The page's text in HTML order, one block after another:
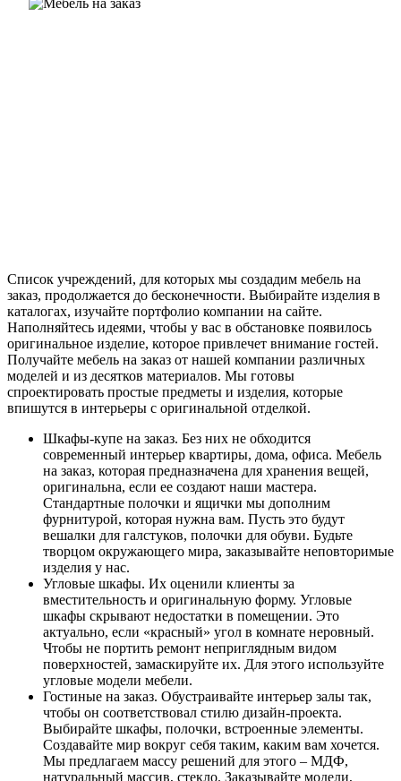
Список учреждений, для которых мы создадим мебель на
заказ, продолжается до бесконечности. Выбирайте изделия в
каталогах, изучайте портфолио компании на сайте.
Наполняйтесь идеями, чтобы у вас в обстановке появилось
оригинальное изделие, которое привлечет внимание гостей.
Получайте мебель на заказ от нашей компании различных
моделей и из десятков материалов. Мы готовы
спроектировать простые предметы и изделия, которые
впишутся в интерьеры с оригинальной отделкой.
Шкафы-купе на заказ. Без них не обходится
современный интерьер квартиры, дома, офиса. Мебель
на заказ, которая предназначена для хранения вещей,
оригинальна, если ее создают наши мастера.
Стандартные полочки и ящички мы дополним
фурнитурой, которая нужна вам. Пусть это будут
вешалки для галстуков, полочки для обуви. Будьте
творцом окружающего мира, заказывайте неповторимые
изделия у нас.
Угловые шкафы. Их оценили клиенты за
вместительность и оригинальную форму. Угловые
шкафы скрывают недостатки в помещении. Это
актуально, если «красный» угол в комнате неровный.
Чтобы не портить ремонт неприглядным видом
поверхностей, замаскируйте их. Для этого используйте
угловые модели мебели.
Гостиные на заказ. Обустраивайте интерьер залы так,
чтобы он соответствовал стилю дизайн-проекта.
Выбирайте шкафы, полочки, встроенные элементы.
Создавайте мир вокруг себя таким, каким вам хочется.
Мы предлагаем массу решений для этого – МДФ,
натуральный массив, стекло. Заказывайте модели,